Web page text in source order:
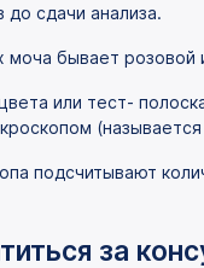
до сдачи анализа.
моча бывает розовой
или тест-
подсчитывают
за